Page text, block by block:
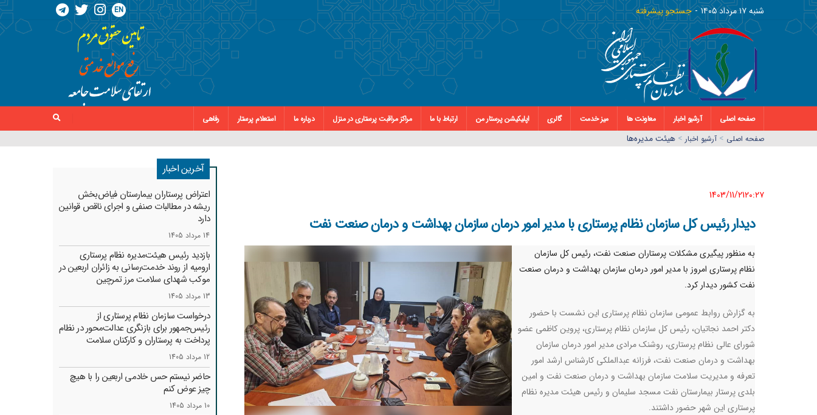
شنبه ١٧ مرداد ١٤٠٥ جستجو پیشرفته EN
صفحه اصلی آرشیو اخبار معاونت ها میز خدمت گالری اپلیکیشن پرستار من ارتباط با ما مراکز مراقبت پرستاری در منزل درباره ما استعلام پرستار
رفاهی
صفحه اصلي > آرشیو اخبار > هیئت مدیره‌ها
1403/11/21٢٠:٢٧
دیدار رئیس کل سازمان نظام پرستاری با مدیر امور درمان سازمان بهداشت و درمان صنعت نفت
به منظور پیگیری مشکلات پرستاران صنعت نفت، رئیس کل سازمان
نظام پرستاری امروز با مدیر امور درمان سازمان بهداشت و درمان صنعت
نفت کشور دیدار کرد.
به گزارش روابط عمومی سازمان نظام پرستاری این نشست با حضور
دکتر احمد نجاتیان، رئیس کل سازمان نظام پرستاری، پروین کاظمی عضو
شورای عالی نظام پرستاری، روشنک مرادی مدیر امور درمان سازمان
بهداشت و درمان صنعت نفت، فرزانه عبدالملکی کارشناس ارشد امور
تعرفه و مدیریت سلامت سازمان بهداشت و درمان صنعت نفت و امین
بلدی پرستار بیمارستان نفت مسجد سلیمان و رئیس هیئت مدیره نظام
پرستاری این شهر حضور داشتند.
آخرین اخبار
اعتراض پرستاران بیمارستان فیاض‌بخش
ریشه در مطالبات صنفی و اجرای ناقص قوانین
دارد
14 مرداد 1405
بازدید رئیس هیئت‌مدیره نظام پرستاری
ارومیه از روند خدمت‌رسانی به زائران اربعین در
موکب شهدای سلامت مرز تمرچین
13 مرداد 1405
درخواست سازمان نظام پرستاری از
رئیس‌جمهور برای بازنگری عدالت‌محور در نظام
پرداخت به پرستاران و کارکنان سلامت
12 مرداد 1405
حاضر نیستم حس خادمی اربعین را با هیچ
چیز عوض کنم
10 مرداد 1405